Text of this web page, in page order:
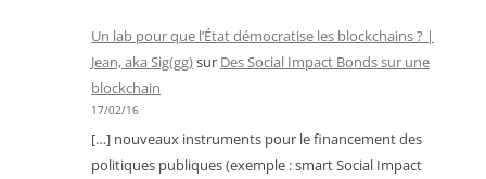
Un lab pour que l’État démocratise les blockchains ? |
Jean, aka Sig(gg)sur Des Social Impact Bonds sur une
blockchain
17/02/16
[…] nouveaux instruments pour le financement des
politiques publiques (exemple : smart Social Impact